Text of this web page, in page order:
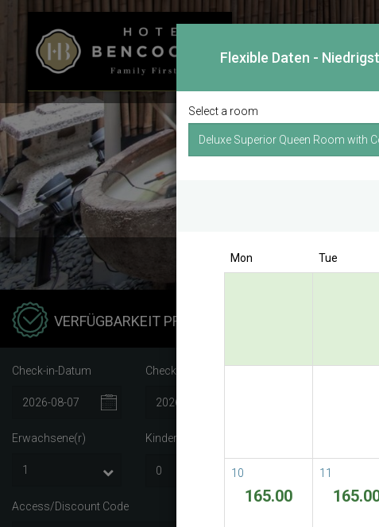
VERFÜGBARKEIT PRÜFEN
Check-in-Datum Check-out-Datum
Erwachsene(r) Kinder
Access/Discount Code
READ MORE
Flexible Daten -
Select a room
Mon Tue
10
165.00
11